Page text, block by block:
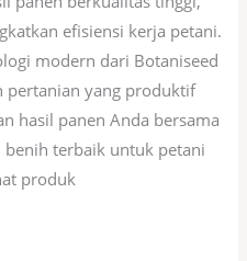
efisiensi kerja petani.
modern dari Botaniseed
pertanian yang produktif
hasil panen Anda bersama
benih terbaik untuk petani
produk